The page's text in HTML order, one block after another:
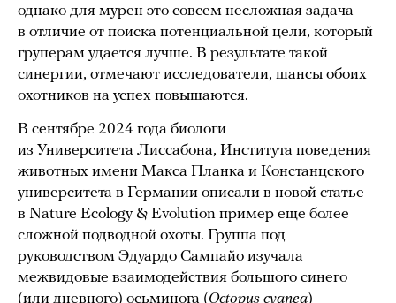
однако для мурен это совсем несложная задача —
в отличие от поиска потенциальной цели, который
груперам удается лучше. В результате такой
синергии, отмечают исследователи, шансы обоих
охотников на успех повышаются.
В сентябре 2024 года биологи
из Университета Лиссабона, Института поведения
животных имени Макса Планка и Констанцского
университета в Германии описали в новой статье
в Nature Ecology & Evolution пример еще более
сложной подводной охоты. Группа под
руководством Эдуардо Сампайо изучала
межвидовые взаимодействия большого синего
(или дневного) осьминога (Octopus cyanea)